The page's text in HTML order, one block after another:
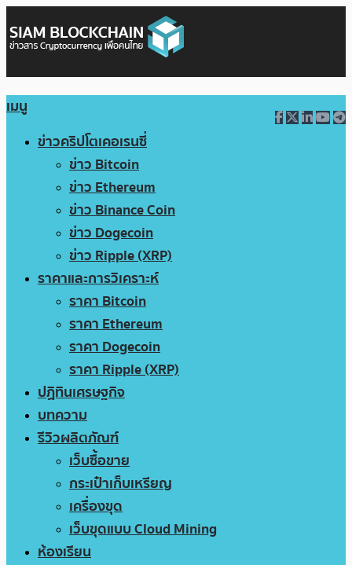
เมนู
ข่าวคริปโตเคอเรนซี่
ข่าว Bitcoin
ข่าว Ethereum
ข่าว Binance Coin
ข่าว Dogecoin
ข่าว Ripple (XRP)
ราคาและการวิเคราะห์
ราคา Bitcoin
ราคา Ethereum
ราคา Dogecoin
ราคา Ripple (XRP)
ปฏิทินเศรษฐกิจ
บทความ
รีวิวผลิตภัณฑ์
เว็บซื้อขาย
กระเป๋าเก็บเหรียญ
เครื่องขุด
เว็บขุดแบบ Cloud Mining
ห้องเรียน